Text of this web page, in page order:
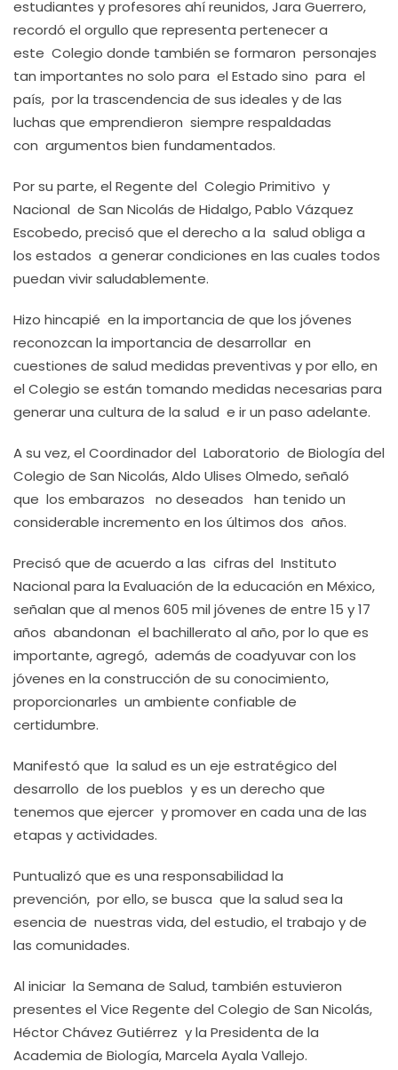
estudiantes y profesores ahí reunidos, Jara Guerrero,
recordó el orgullo que representa pertenecer a
este Colegio donde también se formaron personajes
tan importantes no solo para el Estado sino para el
país, por la trascendencia de sus ideales y de las
luchas que emprendieron siempre respaldadas
con argumentos bien fundamentados.
Por su parte, el Regente del Colegio Primitivo y
Nacional de San Nicolás de Hidalgo, Pablo Vázquez
Escobedo, precisó que el derecho a la salud obliga a
los estados a generar condiciones en las cuales todos
puedan vivir saludablemente.
Hizo hincapié en la importancia de que los jóvenes
reconozcan la importancia de desarrollar en
cuestiones de salud medidas preventivas y por ello, en
el Colegio se están tomando medidas necesarias para
generar una cultura de la salud e ir un paso adelante.
A su vez, el Coordinador del Laboratorio de Biología del
Colegio de San Nicolás, Aldo Ulises Olmedo, señaló
que los embarazos no deseados han tenido un
considerable incremento en los últimos dos años.
Precisó que de acuerdo a las cifras del Instituto
Nacional para la Evaluación de la educación en México,
señalan que al menos 605 mil jóvenes de entre 15 y 17
años abandonan el bachillerato al año, por lo que es
importante, agregó, además de coadyuvar con los
jóvenes en la construcción de su conocimiento,
proporcionarles un ambiente confiable de
certidumbre.
Manifestó que la salud es un eje estratégico del
desarrollo de los pueblos y es un derecho que
tenemos que ejercer y promover en cada una de las
etapas y actividades.
Puntualizó que es una responsabilidad la
prevención, por ello, se busca que la salud sea la
esencia de nuestras vida, del estudio, el trabajo y de
las comunidades.
Al iniciar la Semana de Salud, también estuvieron
presentes el Vice Regente del Colegio de San Nicolás,
Héctor Chávez Gutiérrez y la Presidenta de la
Academia de Biología, Marcela Ayala Vallejo.